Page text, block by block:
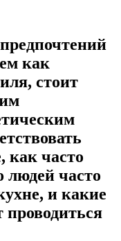
как
стоит
как часто
людей часто
и какие
проводиться